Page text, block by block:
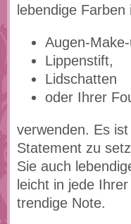
lebendige Farben
Augen-
Lippenstift,
Lidschatten
oder Ihrer
verwenden. Es
Statement zu
Sie auch
leicht in jede
trendige Note.